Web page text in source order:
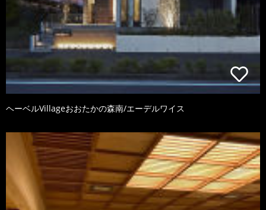
ヘーベルVillageおおたかの森南/エーデルワイス